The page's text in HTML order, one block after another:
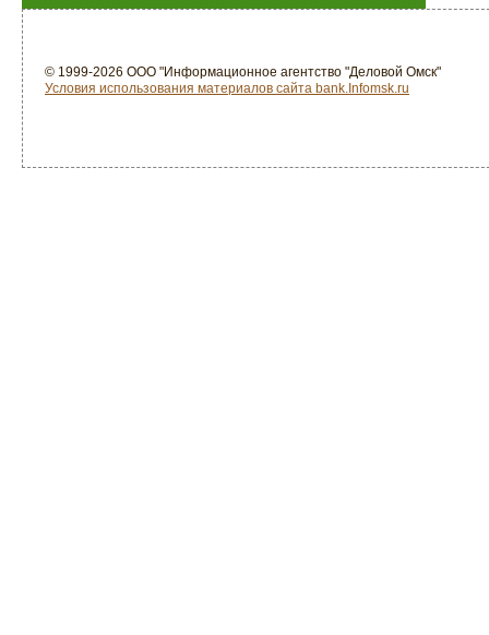
© 1999-2026 ООО "Информационное агентство "Деловой Омск"
Условия использования материалов сайта bank.Infomsk.ru